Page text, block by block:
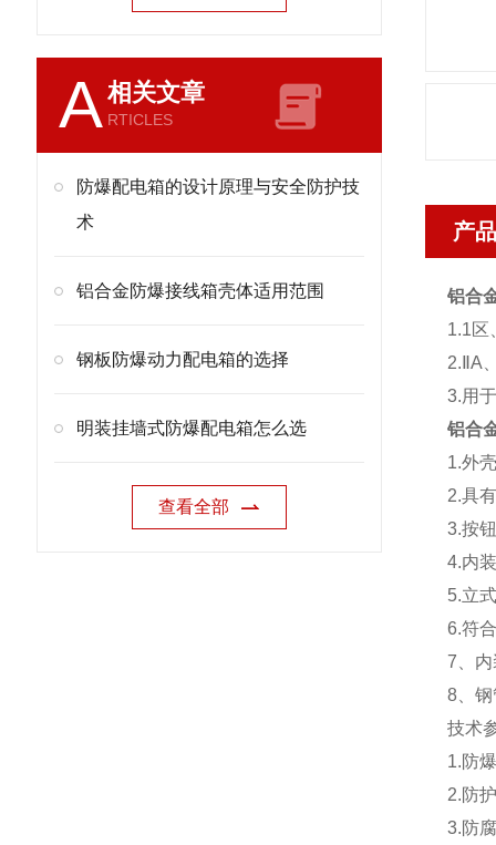
A相关文章
RTICLES
防爆配电箱的设计原理与安全防护技
术
铝合金防爆接线箱壳体适用范围
钢板防爆动力配电箱的选择
明装挂墙式防爆配电箱怎么选
查看全部
产
铝合
1.1区
2.ⅡA
3.用
铝合
1.外
2.具
3.按
4.内
5.立
6.符
7、
8、
技术
1.防
2.防
3.防